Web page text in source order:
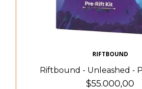
RIFTBOUND
Riftbound - Unleashed -
$55.000,00